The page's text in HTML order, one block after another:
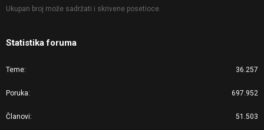
Ukupan broj može sadržati i skrivene posetioce.
Statistika foruma
Teme 36.257
Poruka 697.952
Članovi 51.503